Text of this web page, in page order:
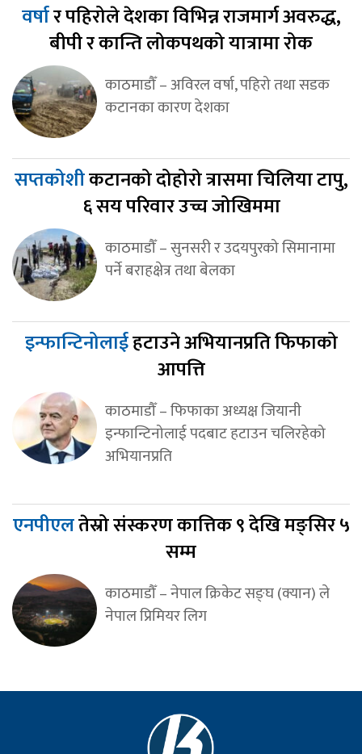
वर्षार पहिरोले देशका विभिन्न राजमार्ग अवरुद्ध,
बीपी र कान्ति लोकपथको यात्रामा रोक
काठमाडौँ – अविरल वर्षा, पहिरो तथा सडक
कटानका कारण देशका
सप्तकोशीकटानको दोहोरो त्रासमा चिलिया टापु,
६ सय परिवार उच्च जोखिममा
काठमाडौँ – सुनसरी र उदयपुरको सिमानामा
पर्ने बराहक्षेत्र तथा बेलका
इन्फान्टिनोलाईहटाउने अभियानप्रति फिफाको
आपत्ति
काठमाडौँ – फिफाका अध्यक्ष जियानी
इन्फान्टिनोलाई पदबाट हटाउन चलिरहेको
अभियानप्रति
एनपीएलतेस्रो संस्करण कात्तिक ९ देखि मङ्सिर ५
सम्म
काठमाडौँ – नेपाल क्रिकेट सङ्घ (क्यान) ले
नेपाल प्रिमियर लिग